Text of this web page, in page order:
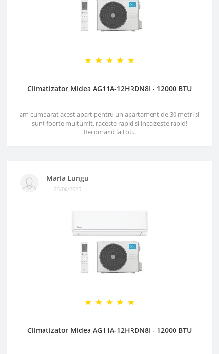
Climatizator Midea AG11A-12HRDN8I - 12000 BTU
am cumparat acest apart pentru un apartament de 30 metri si
sunt foarte multumit, raceste rapid si incalzeste rapid!
Recomand la toti..
Maria Lungu
23/06/2025
Climatizator Midea AG11A-12HRDN8I - 12000 BTU